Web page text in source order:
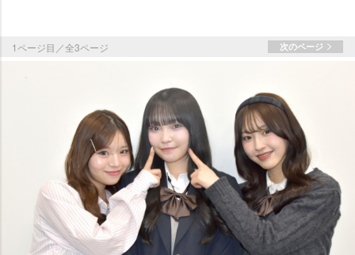
1ページ目／全3ページ 次のページ